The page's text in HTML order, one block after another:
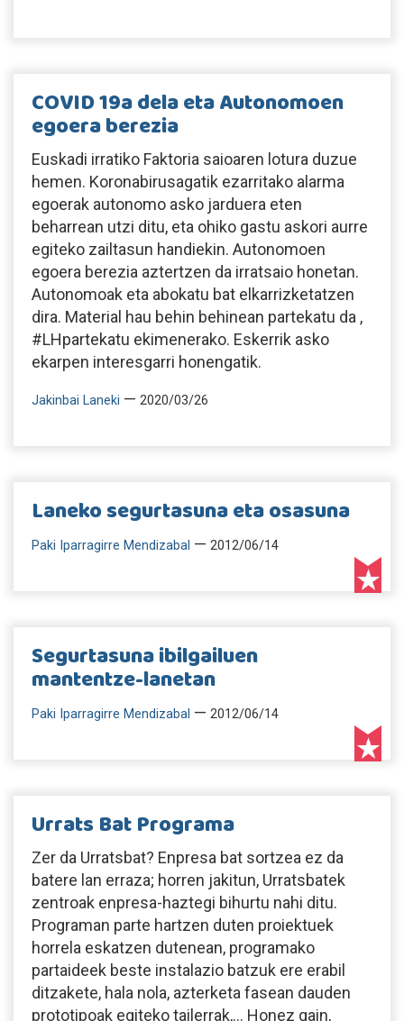
COVID 19a dela eta Autonomoen
egoera berezia
Euskadi irratiko Faktoria saioaren lotura duzue
hemen. Koronabirusagatik ezarritako alarma
egoerak autonomo asko jarduera eten
beharrean utzi ditu, eta ohiko gastu askori aurre
egiteko zailtasun handiekin. Autonomoen
egoera berezia aztertzen da irratsaio honetan.
Autonomoak eta abokatu bat elkarrizketatzen
dira. Material hau behin behinean partekatu da ,
#LHpartekatu ekimenerako. Eskerrik asko
ekarpen interesgarri honengatik.
Jakinbai Laneki — 2020/03/26
Laneko segurtasuna eta osasuna
Paki Iparragirre Mendizabal — 2012/06/14
Segurtasuna ibilgailuen
mantentze-lanetan
Paki Iparragirre Mendizabal — 2012/06/14
Urrats Bat Programa
Zer da Urratsbat? Enpresa bat sortzea ez da
batere lan erraza; horren jakitun, Urratsbatek
zentroak enpresa-haztegi bihurtu nahi ditu.
Programan parte hartzen duten proiektuek
horrela eskatzen dutenean, programako
partaideek beste instalazio batzuk ere erabil
ditzakete, hala nola, azterketa fasean dauden
prototipoak egiteko tailerrak,… Honez gain,